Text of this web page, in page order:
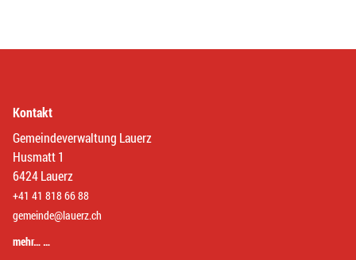
Kontakt
Gemeindeverwaltung Lauerz
Husmatt 1
6424 Lauerz
+41 41 818 66 88
gemeinde@lauerz.ch
mehr… …